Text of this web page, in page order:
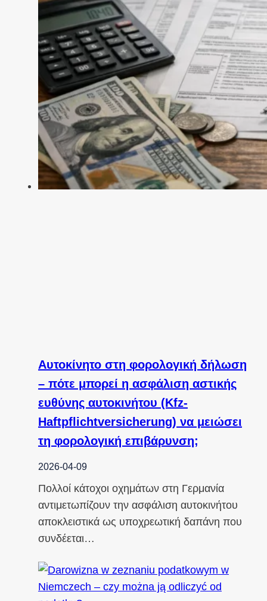
Αυτοκίνητο στη φορολογική δήλωση
– πότε μπορεί η ασφάλιση αστικής
ευθύνης αυτοκινήτου (Kfz-
Haftpflichtversicherung) να μειώσει
τη φορολογική επιβάρυνση;
2026-04-09
Πολλοί κάτοχοι οχημάτων στη Γερμανία
αντιμετωπίζουν την ασφάλιση αυτοκινήτου
αποκλειστικά ως υποχρεωτική δαπάνη που
συνδέεται…